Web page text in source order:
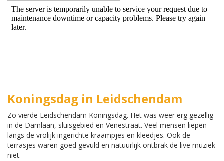
Koningsdag in Leidschendam
Zo vierde Leidschendam Koningsdag. Het was weer erg gezellig
in de Damlaan, sluisgebied en Venestraat. Veel mensen liepen
langs de vrolijk ingerichte kraampjes en kleedjes. Ook de
terrasjes waren goed gevuld en natuurlijk ontbrak de live muziek
niet.